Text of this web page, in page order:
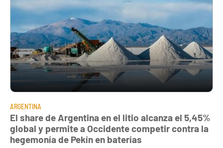
ARGENTINA
El share de Argentina en el litio alcanza el 5,45%
global y permite a Occidente competir contra la
hegemonía de Pekín en baterías